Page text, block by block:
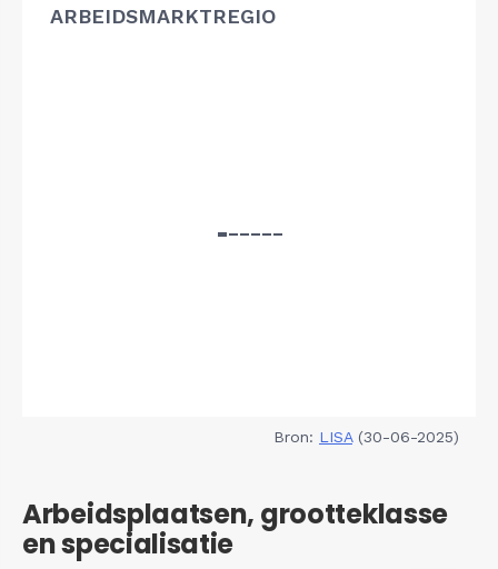
ARBEIDSMARKTREGIO
Bron: LISA(30-06-2025)
Arbeidsplaatsen, grootteklasse
en specialisatie